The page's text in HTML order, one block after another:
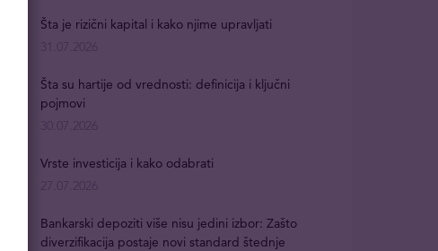
Šta je rizični kapital i kako njime upravljati
31.07.2026
Šta su hartije od vrednosti: definicija i ključni
pojmovi
30.07.2026
Vrste investicija i kako odabrati
27.07.2026
Bankarski depoziti više nisu jedini izbor: Zašto
diverzifikacija postaje novi standard štednje